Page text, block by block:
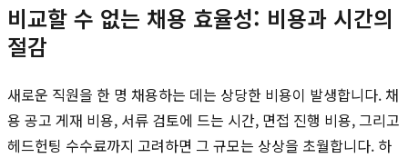
비교할 수 없는 채용 효율성: 비용과 시간의
절감
새로운 직원을 한 명 채용하는 데는 상당한 비용이 발생합니다. 채
용 공고 게재 비용, 서류 검토에 드는 시간, 면접 진행 비용, 그리고
헤드헌팅 수수료까지 고려하면 그 규모는 상상을 초월합니다. 하